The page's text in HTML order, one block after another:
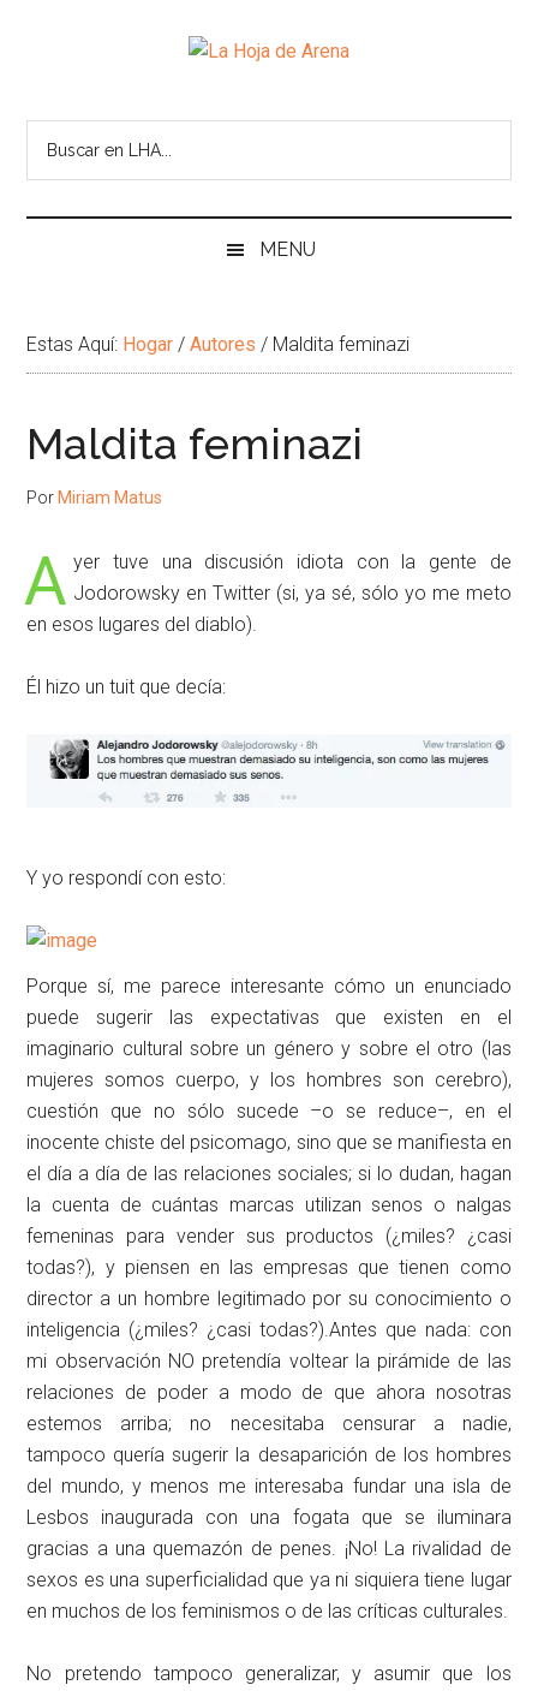
Lateral
paginaHoja
de
de
temas
MENU
Estas Aquí: Hogar / Autores / Maldita feminazi
Maldita feminazi
Por Miriam Matus
A yer tuve una discusión idiota con la gente de
Jodorowsky en Twitter (si, ya sé, sólo yo me meto
en esos lugares del diablo).
Él hizo un tuit que decía:
Y yo respondí con esto:
Porque sí, me parece interesante cómo un enunciado
puede sugerir las expectativas que existen en el
imaginario cultural sobre un género y sobre el otro (las
mujeres somos cuerpo, y los hombres son cerebro),
cuestión que no sólo sucede –o se reduce–, en el
inocente chiste del psicomago, sino que se manifiesta en
el día a día de las relaciones sociales; si lo dudan, hagan
la cuenta de cuántas marcas utilizan senos o nalgas
femeninas para vender sus productos (¿miles? ¿casi
todas?), y piensen en las empresas que tienen como
director a un hombre legitimado por su conocimiento o
inteligencia (¿miles? ¿casi todas?).Antes que nada: con
mi observación NO pretendía voltear la pirámide de las
relaciones de poder a modo de que ahora nosotras
estemos arriba; no necesitaba censurar a nadie,
tampoco quería sugerir la desaparición de los hombres
del mundo, y menos me interesaba fundar una isla de
Lesbos inaugurada con una fogata que se iluminara
gracias a una quemazón de penes. ¡No! La rivalidad de
sexos es una superficialidad que ya ni siquiera tiene lugar
en muchos de los feminismos o de las críticas culturales.
No pretendo tampoco generalizar, y asumir que los